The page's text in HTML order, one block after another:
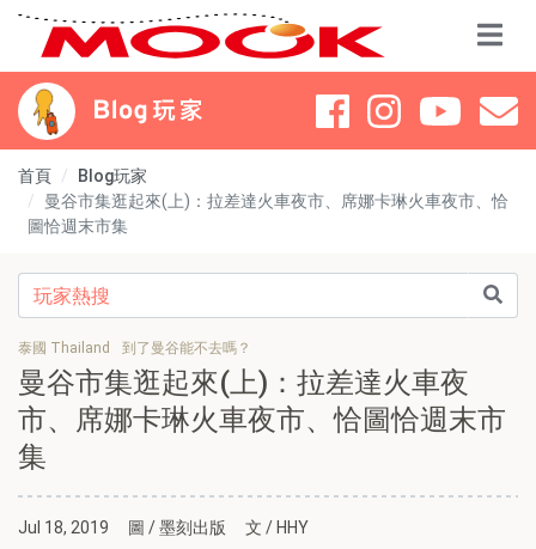
首頁
Blog玩家
曼谷市集逛起來(上)：拉差達火車夜市、席娜卡琳火車夜市、恰
圖恰週末市集
泰國 Thailand 到了曼谷能不去嗎？
曼谷市集逛起來(上)：拉差達火車夜
市、席娜卡琳火車夜市、恰圖恰週末市
集
Jul 18, 2019 圖 / 墨刻出版
文 / HHY